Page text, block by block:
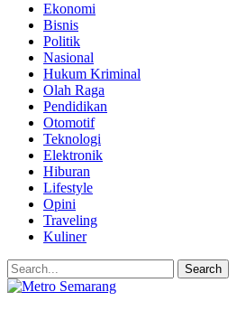
Ekonomi
Bisnis
Politik
Nasional
Hukum Kriminal
Olah Raga
Pendidikan
Otomotif
Teknologi
Elektronik
Hiburan
Lifestyle
Opini
Traveling
Kuliner